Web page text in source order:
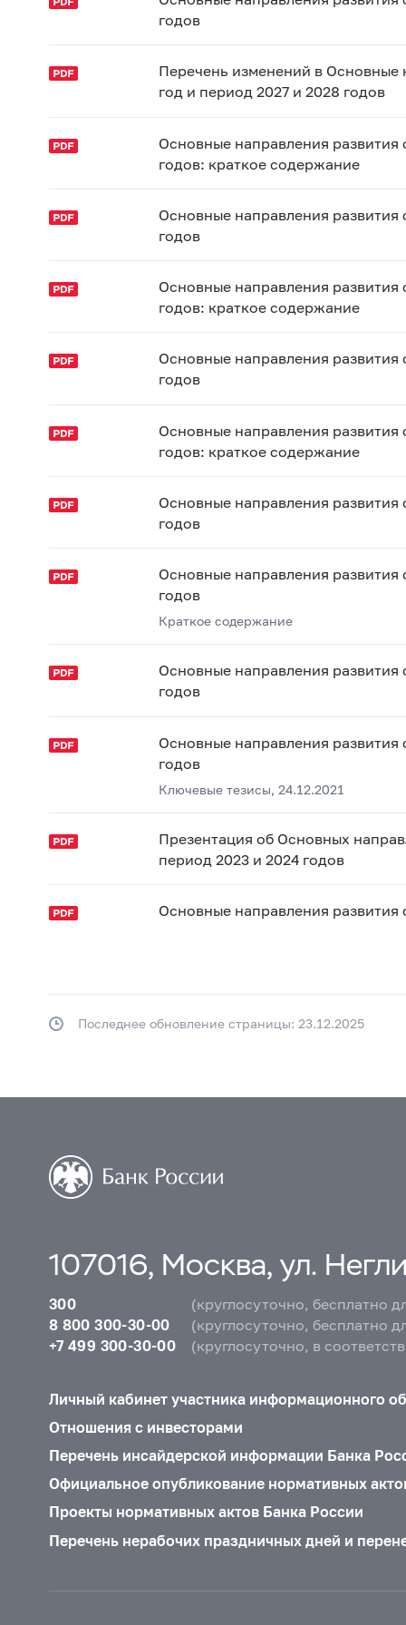
годов
Перечень изменений в Основные
год и период 2027 и 2028 годов
Основные направления
годов: краткое содержание
Основные направления
годов
Основные направления
годов: краткое содержание
Основные направления
годов
Основные направления
годов: краткое содержание
Основные направления
годов
Основные направления
годов
Краткое содержание
Основные направления
годов
Основные направления
годов
Ключевые тезисы, 24.12.2021
Презентация об Основных
период 2023 и 2024 годов
Основные направления
Последнее обновление страницы: 23.12.2025
107016, Москва, ул.
300
(круглосуточно, бесплатно
8 800 300-30-00
(круглосуточно, бесплатно
+7 499 300-30-00
(круглосуточно, в
Личный кабинет участника информационного
Отношения с инвесторами
Перечень инсайдерской информации Банка
Официальное опубликование нормативных
Проекты нормативных актов Банка России
Перечень нерабочих праздничных дней и